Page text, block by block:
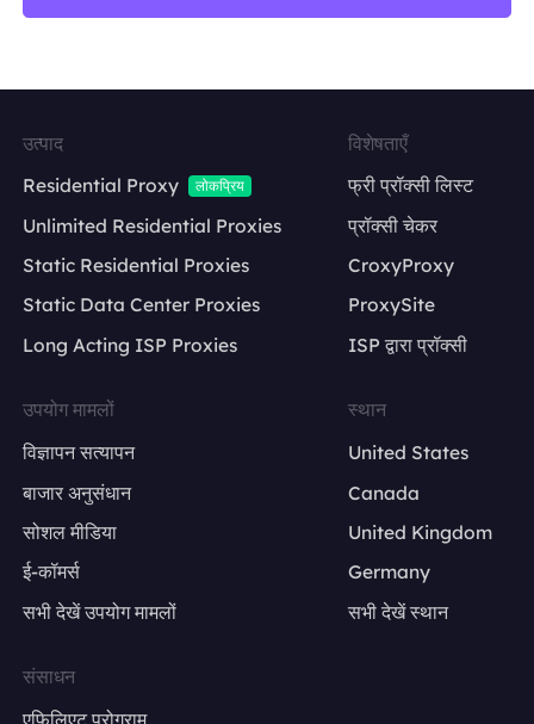
उत्पाद
Residential Proxy
लोकप्रिय
Unlimited Residential Proxies
Static Residential Proxies
Static Data Center Proxies
Long Acting ISP Proxies
विशेषताएँ
फ्री प्रॉक्सी लिस्ट
प्रॉक्सी चेकर
CroxyProxy
ProxySite
ISP द्वारा प्रॉक्सी
उपयोग मामलों
विज्ञापन सत्यापन
बाजार अनुसंधान
सोशल मीडिया
ई-कॉमर्स
सभी देखें उपयोग मामलों
स्थान
United States
Canada
United Kingdom
Germany
सभी देखें स्थान
संसाधन